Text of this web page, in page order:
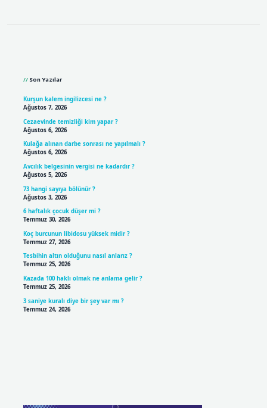
Son Yazılar
Kurşun kalem ingilizcesi ne ?
Ağustos 7, 2026
Cezaevinde temizliği kim yapar ?
Ağustos 6, 2026
Kulağa alınan darbe sonrası ne yapılmalı ?
Ağustos 6, 2026
Avcılık belgesinin vergisi ne kadardır ?
Ağustos 5, 2026
73 hangi sayıya bölünür ?
Ağustos 3, 2026
6 haftalık çocuk düşer mi ?
Temmuz 30, 2026
Koç burcunun libidosu yüksek midir ?
Temmuz 27, 2026
Tesbihin altın olduğunu nasıl anlarız ?
Temmuz 25, 2026
Kazada 100 haklı olmak ne anlama gelir ?
Temmuz 25, 2026
3 saniye kuralı diye bir şey var mı ?
Temmuz 24, 2026